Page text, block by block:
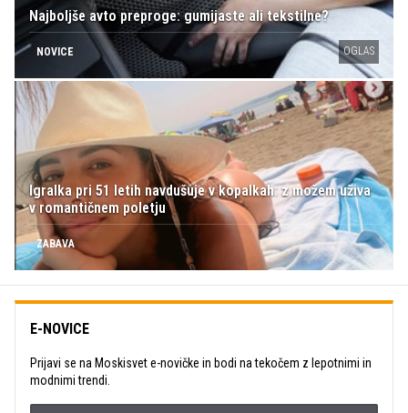
Najboljše avto preproge: gumijaste ali tekstilne?
NOVICE OGLAS
Igralka pri 51 letih navdušuje v kopalkah: z možem uživa
v romantičnem poletju
ZABAVA
E-NOVICE
Prijavi se na Moskisvet e-novičke in bodi na tekočem z lepotnimi in
modnimi trendi.